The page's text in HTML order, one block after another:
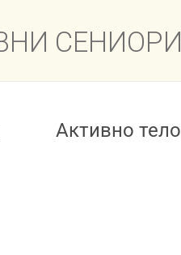
Активно тело